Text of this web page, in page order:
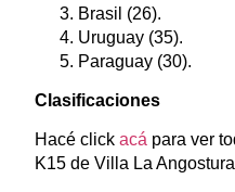
Brasil (26).
Uruguay (35).
Paraguay (30).
Clasificaciones
Hacé click acá para ver
K15 de Villa La